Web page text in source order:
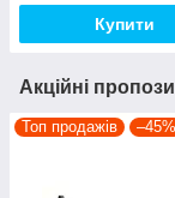
Купити
Акційні
Топ продажів –45%